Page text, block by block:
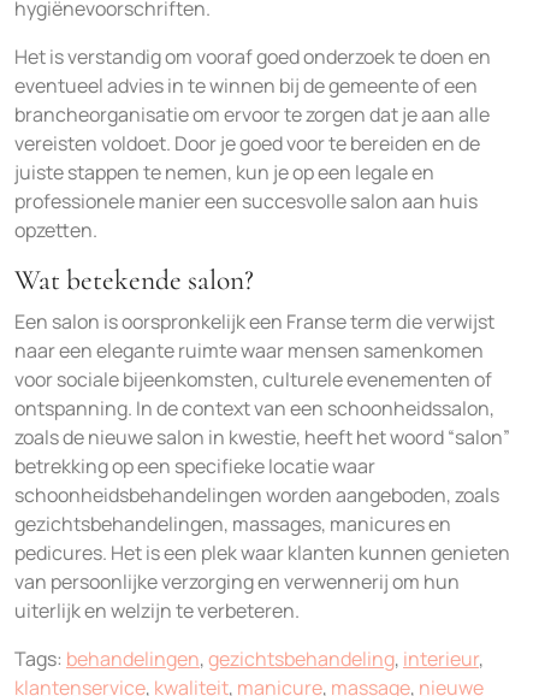
hygiënevoorschriften.
Het is verstandig om vooraf goed onderzoek te doen en
eventueel advies in te winnen bij de gemeente of een
brancheorganisatie om ervoor te zorgen dat je aan alle
vereisten voldoet. Door je goed voor te bereiden en de
juiste stappen te nemen, kun je op een legale en
professionele manier een succesvolle salon aan huis
opzetten.
Wat betekende salon?
Een salon is oorspronkelijk een Franse term die verwijst
naar een elegante ruimte waar mensen samenkomen
voor sociale bijeenkomsten, culturele evenementen of
ontspanning. In de context van een schoonheidssalon,
zoals de nieuwe salon in kwestie, heeft het woord “salon”
betrekking op een specifieke locatie waar
schoonheidsbehandelingen worden aangeboden, zoals
gezichtsbehandelingen, massages, manicures en
pedicures. Het is een plek waar klanten kunnen genieten
van persoonlijke verzorging en verwennerij om hun
uiterlijk en welzijn te verbeteren.
Tags: behandelingen,gezichtsbehandeling, interieur,
klantenservice, kwaliteit, manicure, massage, nieuwe